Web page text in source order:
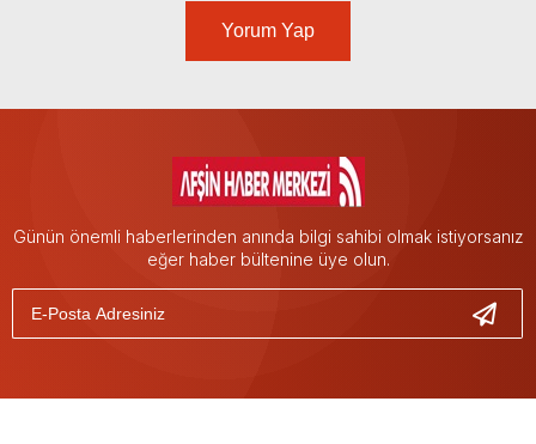
Yorum Yap
Günün önemli haberlerinden anında bilgi sahibi olmak istiyorsanız
eğer haber bültenine üye olun.